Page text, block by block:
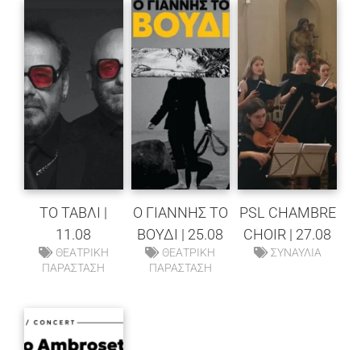
ΤΟ ΤΑΒΛΙ |
11.08
ΘΕΑΤΡΙΚΗ
ΠΑΡΑΣΤΑΣΗ
O ΓΙΑΝΝΗΣ ΤΟ
ΒΟΥΔΙ | 25.08
ΘΕΑΤΡΙΚΗ
ΠΑΡΑΣΤΑΣΗ
PSL CHAMBRE
CHOIR | 27.08
ΣΥΝΑΥΛΙΑ